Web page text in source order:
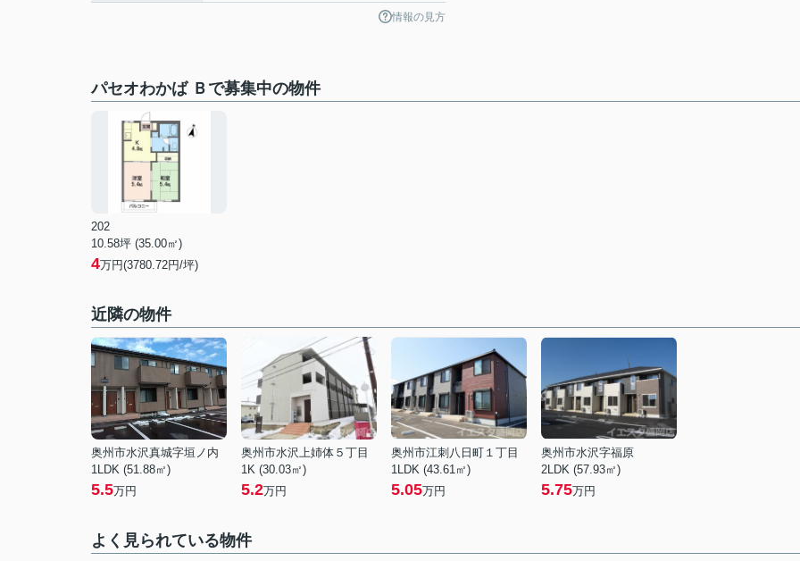
情報の見方
パセオわかば Ｂで募集中の物件
202
10.58坪 (35.00㎡)
4万円(3780.72円/坪)
近隣の物件
奥州市水沢真城字垣ノ内
1LDK (51.88㎡)
5.5万円
奥州市水沢上姉体５丁目
1K (30.03㎡)
5.2万円
奥州市江刺八日町１丁目
1LDK (43.61㎡)
5.05万円
奥州市水沢字福原
2LDK (57.93㎡)
5.75万円
よく見られている物件